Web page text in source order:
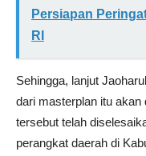
Persiapan
RI
Sehingga, lanjut
dari masterplan itu
tersebut telah
perangkat daerah di